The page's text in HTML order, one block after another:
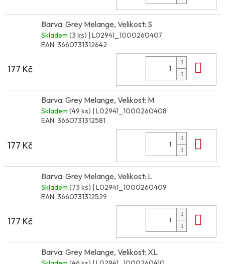
Barva: Grey Melange, Velikost: S
Skladem (3 ks) | L02941_1000260407
EAN: 3660731312642
177 Kč
Barva: Grey Melange, Velikost: M
Skladem (49 ks) | L02941_1000260408
EAN: 3660731312581
177 Kč
Barva: Grey Melange, Velikost: L
Skladem (73 ks) | L02941_1000260409
EAN: 3660731312529
177 Kč
Barva: Grey Melange, Velikost: XL